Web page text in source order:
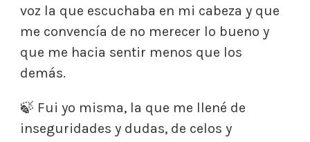
voz la que escuchaba en mi cabeza y que
me convencía de no merecer lo bueno y
que me hacia sentir menos que los
demás.
🍃 Fui yo misma, la que me llené de
inseguridades y dudas, de celos y